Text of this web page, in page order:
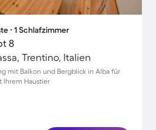
∙ 1 Schlafzimmer
8
Trentino, Italien
mit Balkon und Bergblick in Alba für
Ihrem Haustier